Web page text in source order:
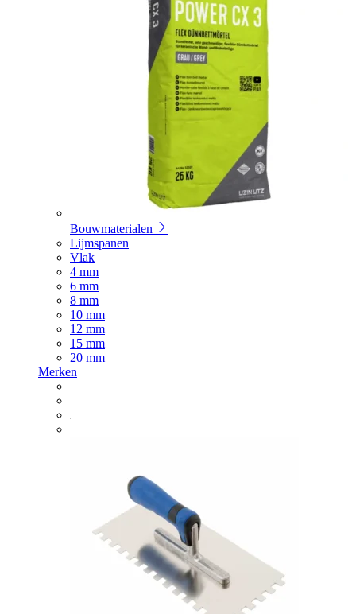
Bouwmaterialen
Lijmspanen
Vlak
4 mm
6 mm
8 mm
10 mm
12 mm
15 mm
20 mm
Merken